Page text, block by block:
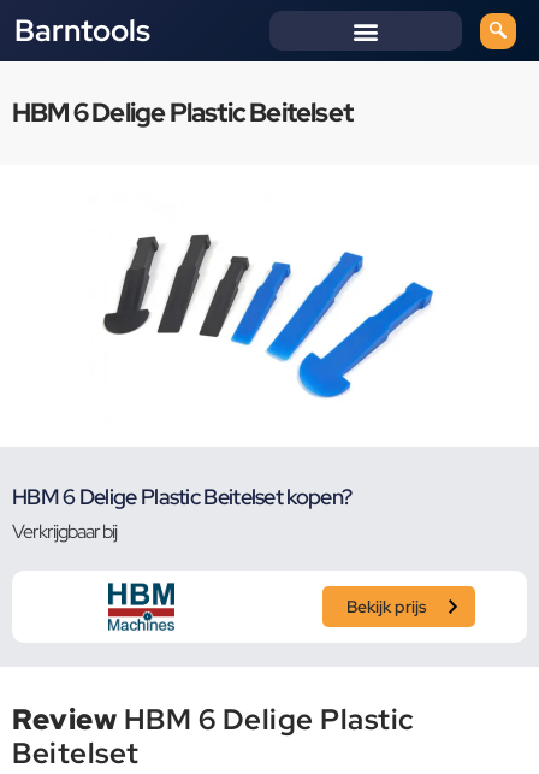
Barntools
HBM 6 Delige Plastic Beitelset
HBM 6 Delige Plastic Beitelset kopen?
Verkrijgbaar bij
Bekijk prijs
Review HBM 6 Delige Plastic
Beitelset